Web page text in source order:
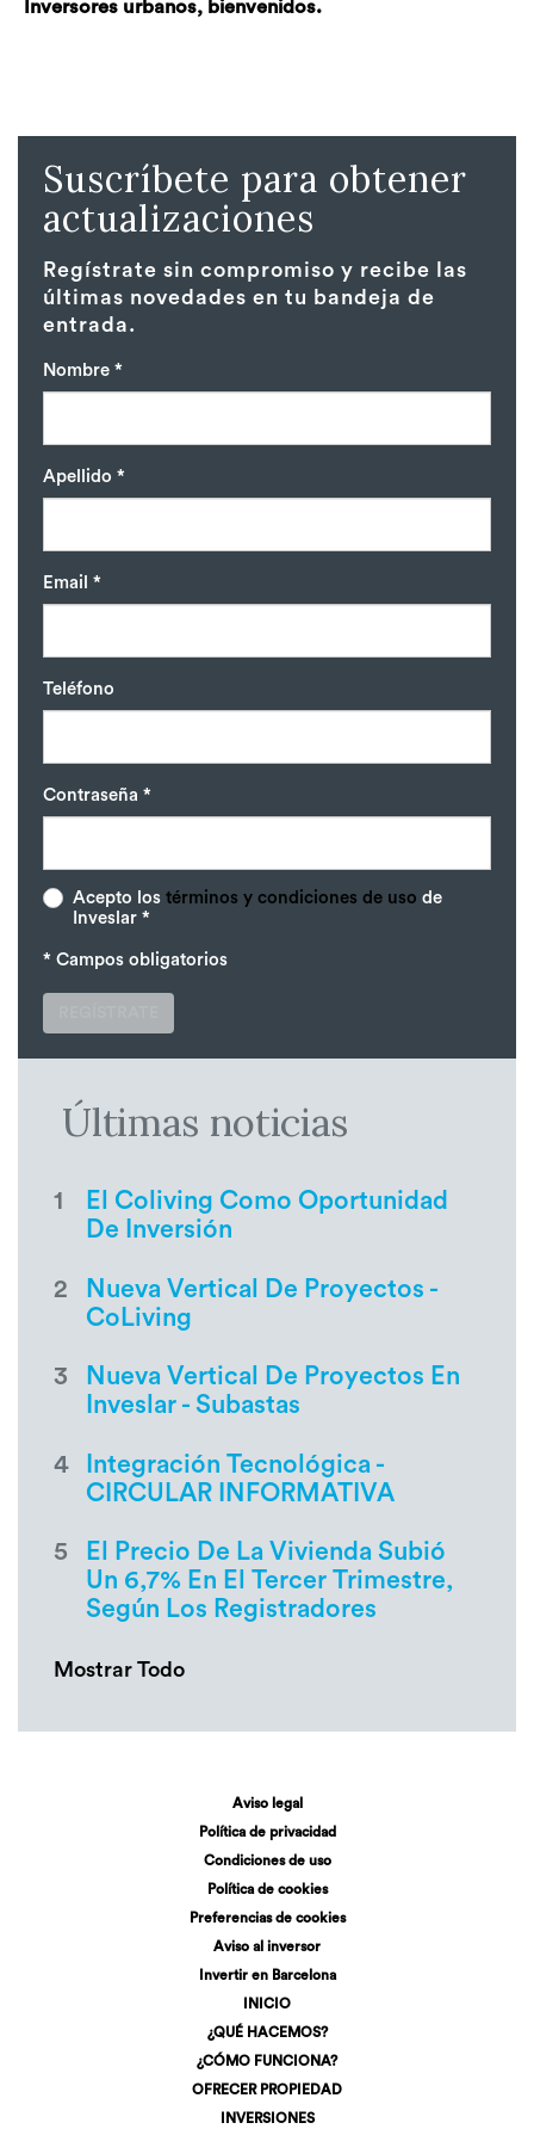
Inversores urbanos, bienvenidos.
Suscríbete para obtener
actualizaciones
Regístrate sin compromiso y recibe las
últimas novedades en tu bandeja de
entrada.
Nombre *
Apellido *
Email *
Teléfono
Contraseña *
Acepto los términos y condiciones de uso de
Inveslar *
* Campos obligatorios
Últimas noticias
1
El Coliving Como Oportunidad
De Inversión
2
Nueva Vertical De Proyectos -
CoLiving
3
Nueva Vertical De Proyectos En
Inveslar - Subastas
4
Integración Tecnológica -
CIRCULAR INFORMATIVA
5
El Precio De La Vivienda Subió
Un 6,7% En El Tercer Trimestre,
Según Los Registradores
Mostrar Todo
Aviso legal
Política de privacidad
Condiciones de uso
Política de cookies
Preferencias de cookies
Aviso al inversor
Invertir en Barcelona
INICIO
¿QUÉ HACEMOS?
¿CÓMO FUNCIONA?
OFRECER PROPIEDAD
INVERSIONES